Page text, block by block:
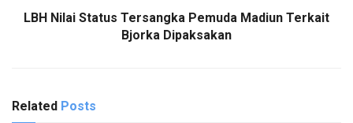
LBH Nilai Status Tersangka Pemuda Madiun Terkait
Bjorka Dipaksakan
Related Posts